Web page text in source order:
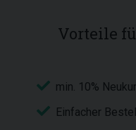
Vorteile
min. 10%
Einfacher